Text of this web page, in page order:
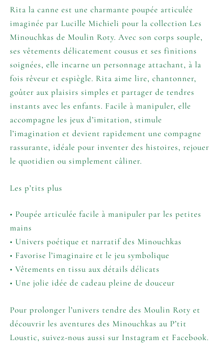
Rita la canne est une charmante poupée articulée
imaginée par Lucille Michieli pour la collection Les
Minouchkas de Moulin Roty. Avec son corps souple,
ses vêtements délicatement cousus et ses finitions
soignées, elle incarne un personnage attachant, à la
fois rêveur et espiègle. Rita aime lire, chantonner,
goûter aux plaisirs simples et partager de tendres
instants avec les enfants. Facile à manipuler, elle
accompagne les jeux d’imitation, stimule
l’imagination et devient rapidement une compagne
rassurante, idéale pour inventer des histoires, rejouer
le quotidien ou simplement câliner.
Les p’tits plus
• Poupée articulée facile à manipuler par les petites
mains
• Univers poétique et narratif des Minouchkas
• Favorise l’imaginaire et le jeu symbolique
• Vêtements en tissu aux détails délicats
• Une jolie idée de cadeau pleine de douceur
Pour prolonger l’univers tendre des Moulin Roty et
découvrir les aventures des Minouchkas au P’tit
Loustic, suivez-nous aussi sur Instagram et Facebook.